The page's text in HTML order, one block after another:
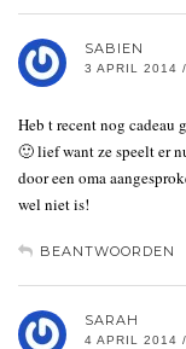
SABIEN
3 APRIL 2014
Heb t recent nog cadeau
🙂 lief want ze speelt er
door een oma
wel niet is!
BEANTWOORDEN
SARAH
4 APRIL 2014